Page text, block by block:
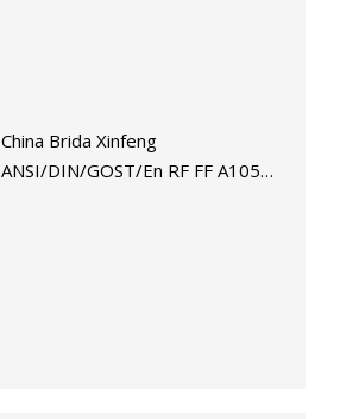
China Brida Xinfeng
ANSI/DIN/GOST/En RF FF A105